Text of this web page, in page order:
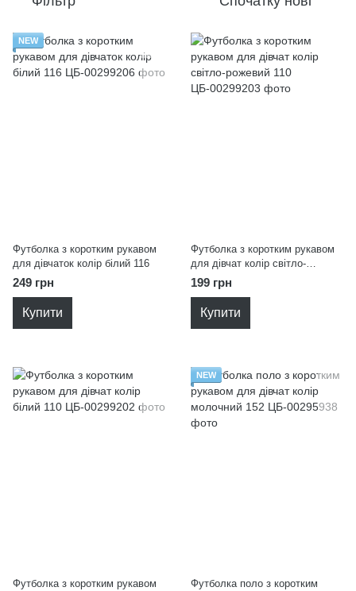
NEW
Футболка з коротким рукавом
для дівчаток колір білий 116
249 грн
Купити
Футболка з коротким рукавом
для дівчат колір світло-
рожевий 110
199 грн
Купити
Футболка з коротким рукавом
NEW
Футболка поло з коротким